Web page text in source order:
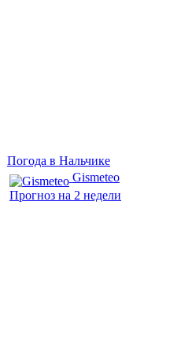
Погода в Нальчике
Gismeteo
Прогноз на 2 недели